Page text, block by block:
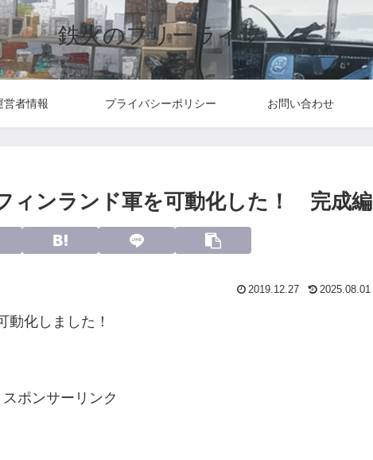
鉄火のフリーライフ
営者情報 プライバシーポリシー お問い合わせ
ィンランド軍を可動化した！ 完成編
2019.12.27 2025.08.01
動化しました！
スポンサーリンク